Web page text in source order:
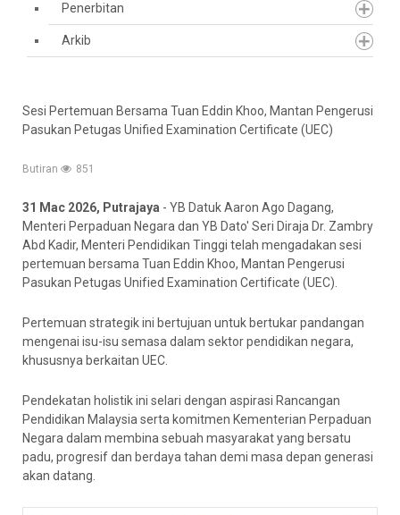
Penerbitan
Arkib
Sesi Pertemuan Bersama Tuan Eddin Khoo, Mantan Pengerusi
Pasukan Petugas Unified Examination Certificate (UEC)
Butiran 851
31 Mac 2026, Putrajaya - YB Datuk Aaron Ago Dagang,
Menteri Perpaduan Negara dan YB Dato' Seri Diraja Dr. Zambry
Abd Kadir, Menteri Pendidikan Tinggi telah mengadakan sesi
pertemuan bersama Tuan Eddin Khoo, Mantan Pengerusi
Pasukan Petugas Unified Examination Certificate (UEC).
Pertemuan strategik ini bertujuan untuk bertukar pandangan
mengenai isu-isu semasa dalam sektor pendidikan negara,
khususnya berkaitan UEC.
Pendekatan holistik ini selari dengan aspirasi Rancangan
Pendidikan Malaysia serta komitmen Kementerian Perpaduan
Negara dalam membina sebuah masyarakat yang bersatu
padu, progresif dan berdaya tahan demi masa depan generasi
akan datang.